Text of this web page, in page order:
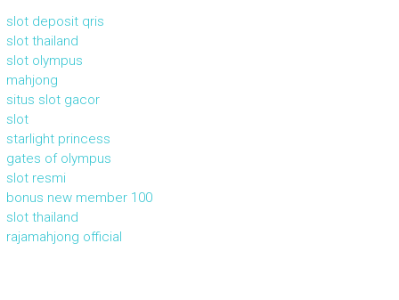
slot deposit qris
slot thailand
slot olympus
mahjong
situs slot gacor
slot
starlight princess
gates of olympus
slot resmi
bonus new member 100
slot thailand
rajamahjong official